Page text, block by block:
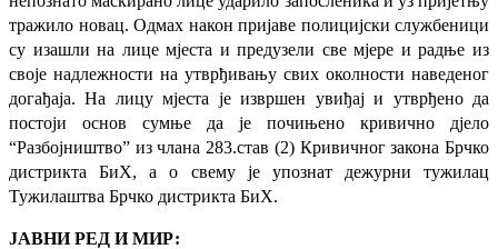
тражило новац. Одмах након пријаве полицијски службеници
су изашли на лице мјеста и предузели све мјере и радње из
своје надлежности на утврђивању свих околности наведеног
догађаја. На лицу мјеста је извршен увиђај и утврђено да
постоји основ сумње да је почињено кривично дјело
“Разбојништво” из члана 283.став (2) Кривичног закона Брчко
дистрикта БиХ, а о свему је упознат дежурни тужилац
Тужилаштва Брчко дистрикта БиХ.
ЈАВНИ РЕД И МИР: